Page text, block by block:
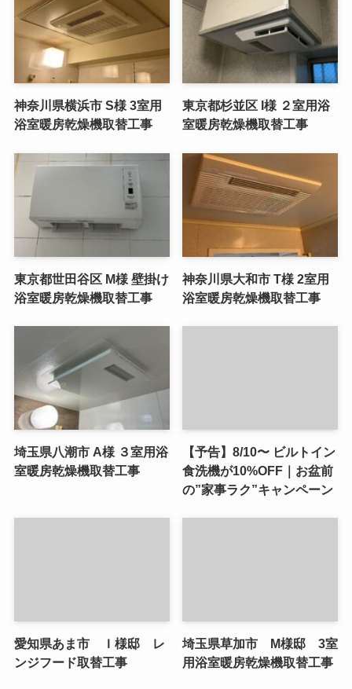
神奈川県横浜市 S様 3室用
浴室暖房乾燥機取替工事
東京都杉並区 I様 ２室用浴
室暖房乾燥機取替工事
東京都世田谷区 M様 壁掛け
浴室暖房乾燥機取替工事
神奈川県大和市 T様 2室用
浴室暖房乾燥機取替工事
埼玉県八潮市 A様 ３室用浴
室暖房乾燥機取替工事
【予告】8/10〜 ビルトイン
食洗機が10%OFF｜お盆前
の”家事ラク”キャンペーン
愛知県あま市 Ｉ様邸 レ
ンジフード取替工事
埼玉県草加市 M様邸 3室
用浴室暖房乾燥機取替工事